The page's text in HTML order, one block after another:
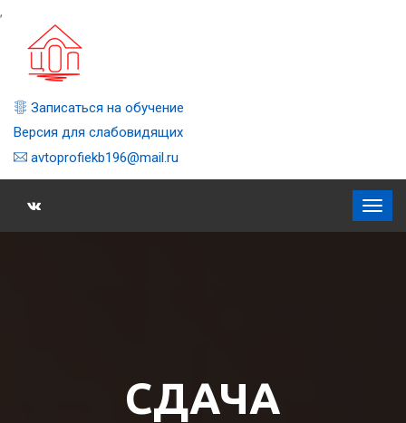
,
Записаться на обучение
Версия для слабовидящих
avtoprofiekb196@mail.ru
СДАЧА